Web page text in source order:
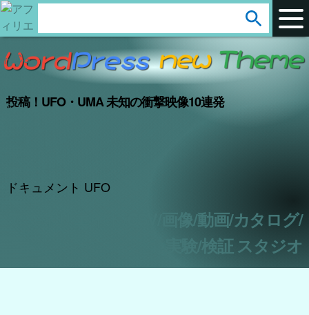
投稿！UFO・UMA 未知の衝撃映像10連発
ドキュメント UFO
アフィリエイト/CSV/画像/動画/カタログ/
実験/検証 スタジオ
e
a
c
arrow_circle_down